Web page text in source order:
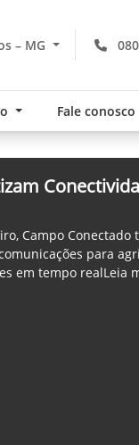
– MG
Fale conosco
Campo Conectado
para
em tempo realLeia